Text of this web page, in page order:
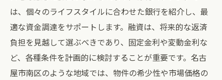
は、個々のライフスタイルに合わせた銀行を紹介し、最
適な資金調達をサポートします。融資は、将来的な返済
負担を見越して選ぶべきであり、固定金利や変動金利な
ど、各種条件を計画的に検討することが重要です。名古
屋市南区のような地域では、物件の希少性や市場価格の